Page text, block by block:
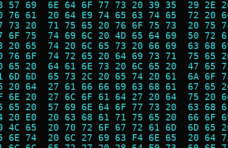
57 69  6E 64 6F 77 73 20 39 35  29
76 61  20 64 E9 74 65 63 74 65  72
73 20  71 75 65 20 76 6F 75 73  20
6F 75  74 69 6C 20 4D 65 64 69  50
20 65  74 20 6C 65 73 20 66 69  63
76 6F  74 72 65 20 64 69 73 71  75
65 20  64 61 6E 73 20 6C 65 20  47
6D 6D  65 73 2C 20 65 74 20 61  6A
20 64  27 61 66 66 69 63 68 61  67
6E 20  27 6C 6F 61 64 27 20 64  75
65 20  57 69 6E 64 6F 77 73 20  63
20 E0  20 63 68 61 71 75 65 20  66
4C 65  20 70 72 6F 67 72 61 6D  6D
6E 74  20 6C 27 69 63 F4 6E 65  20